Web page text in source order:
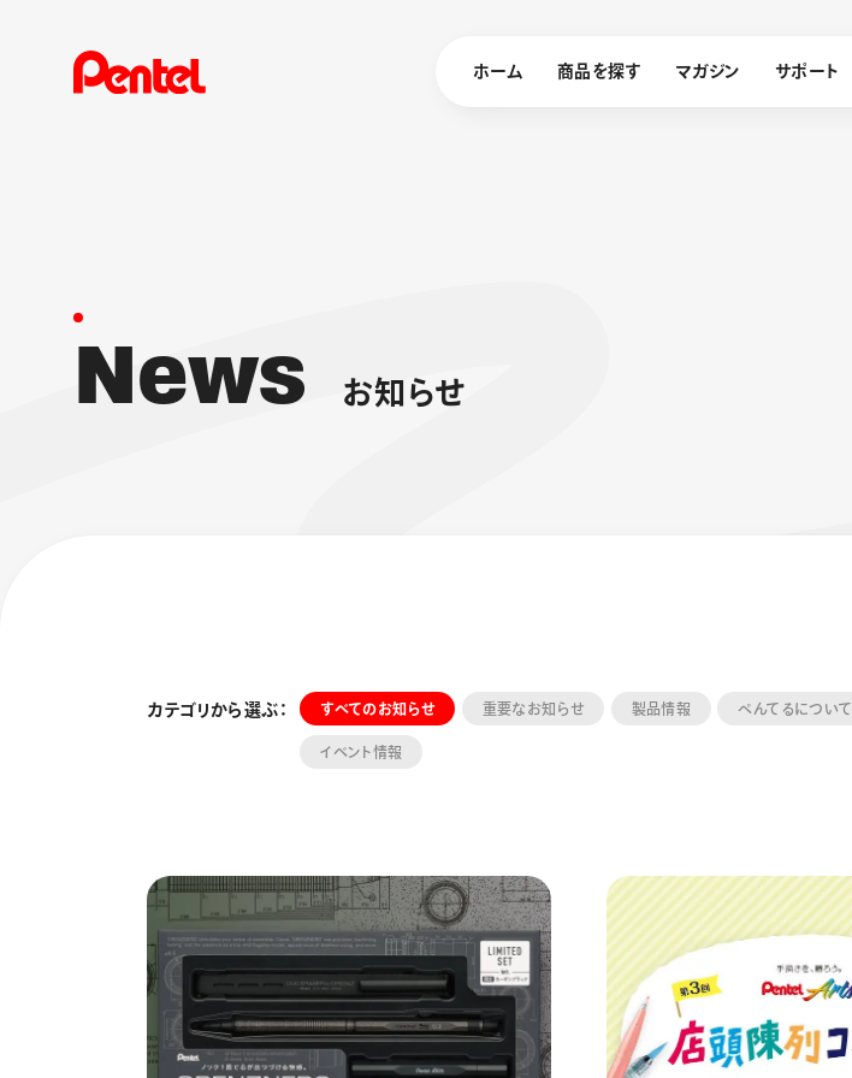
ホーム 商品を探す マガジン サポート
エナージェル
シャープペン
消し具
News お知 らせ
カテゴリから選ぶ： すべてのお知らせ 重要なお知らせ 製品情報 ぺんてるについて
イベント情報